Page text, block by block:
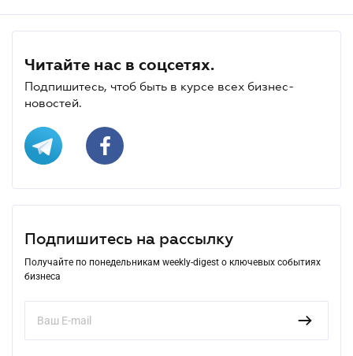
Читайте нас в соцсетях.
Подпишитесь, чтоб быть в курсе всех бизнес-
новостей.
Подпишитесь на рассылку
Получайте по понедельникам weekly-digest о ключевых событиях
бизнеса